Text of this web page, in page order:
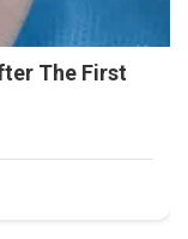
The First